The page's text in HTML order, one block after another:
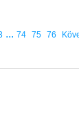
... 74 75 76